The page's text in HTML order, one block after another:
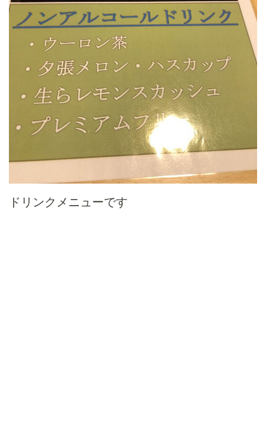
ドリンクメニューです